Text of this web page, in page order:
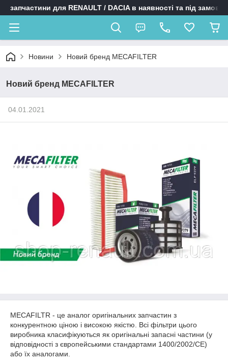
запчастини для RENAULT / DACIA в наявності та під
Новини Новий бренд MECAFILTER
Новий бренд MECAFILTER
04.01.2021
MECAFILTR - це аналог оригінальних запчастин з
конкурентною ціною і високою якістю. Всі фільтри цього
виробника класифікуються як оригінальні запасні частини (у
відповідності з європейськими стандартами 1400/2002/CE)
або їх аналогами.